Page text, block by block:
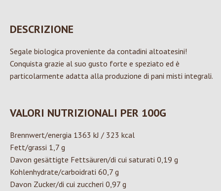
DESCRIZIONE
Segale biologica proveniente da contadini altoatesini!
Conquista grazie al suo gusto forte e speziato ed è
particolarmente adatta alla produzione di pani misti integrali.
VALORI NUTRIZIONALI PER 100G
Brennwert/energia 1363 kJ / 323 kcal
Fett/grassi 1,7 g
Davon gesättigte Fettsäuren/di cui saturati 0,19 g
Kohlenhydrate/carboidrati 60,7 g
Davon Zucker/di cui zuccheri 0,97 g